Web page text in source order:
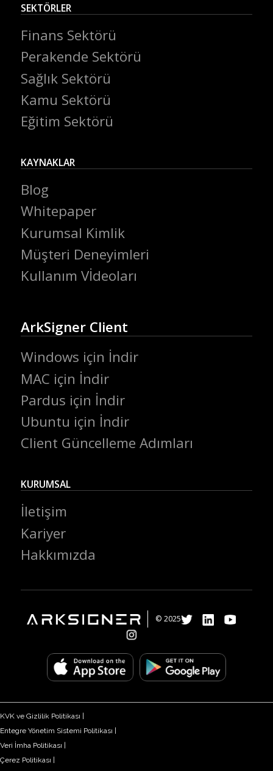
SEKTÖRLER
Finans Sektörü
Perakende Sektörü
Sağlık Sektörü
Kamu Sektörü
Eğitim Sektörü
KAYNAKLAR
Blog
Whitepaper
Kurumsal Kimlik
Müşteri Deneyimleri
Kullanım Vİdeoları
ArkSigner Client
Windows için İndir
MAC için İndir
Pardus için İndir
Ubuntu için İndir
Client Güncelleme Adımları
KURUMSAL
İletişim
Kariyer
Hakkımızda
© 2025
KVK ve Gizlilik Politikası |
Entegre Yönetim Sistemi Politikası |
Veri İmha Politikası |
Çerez Politikası |